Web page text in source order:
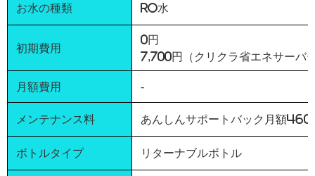
お水の種類 RO水
初期費用
0円
7,700円（クリクラ省エネサーバ
月額費用 -
メンテナンス料 あんしんサポートバック月額460
ボトルタイプ リターナブルボトル